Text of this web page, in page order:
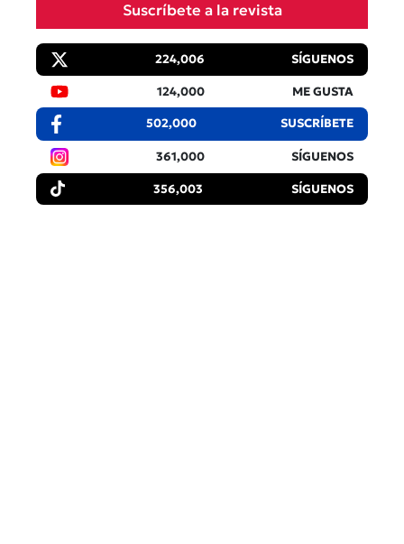
Suscríbete a la revista
224,006 SÍGUENOS
124,000 ME GUSTA
502,000 SUSCRÍBETE
361,000 SÍGUENOS
356,003 SÍGUENOS